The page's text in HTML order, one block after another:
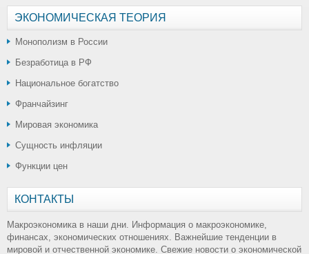
ЭКОНОМИЧЕСКАЯ ТЕОРИЯ
Монополизм в России
Безработица в РФ
Национальное богатство
Франчайзинг
Мировая экономика
Сущность инфляции
Функции цен
КОНТАКТЫ
Макроэкономика в наши дни. Информация о макроэкономике,
финансах, экономических отношениях. Важнейшие тенденции в
мировой и отчественной экономике. Свежие новости о экономической